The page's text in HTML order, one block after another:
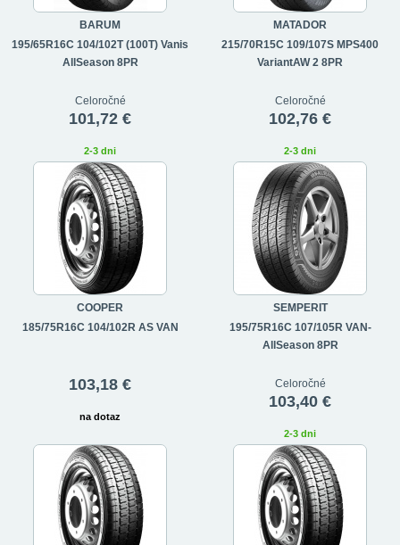
BARUM
195/65R16C 104/102T (100T) Vanis
AllSeason 8PR
Celoročné
101,72 €
2-3 dni
MATADOR
215/70R15C 109/107S MPS400
VariantAW 2 8PR
Celoročné
102,76 €
2-3 dni
COOPER
185/75R16C 104/102R AS VAN
103,18 €
na dotaz
SEMPERIT
195/75R16C 107/105R VAN-
AllSeason 8PR
Celoročné
103,40 €
2-3 dni